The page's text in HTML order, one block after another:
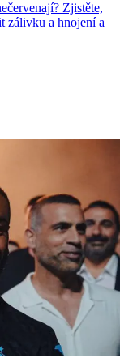
Zjistěte,
zálivku a hnojení a